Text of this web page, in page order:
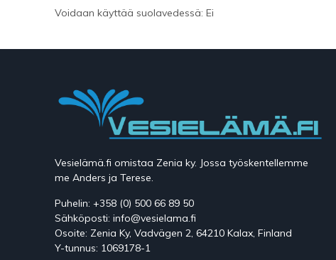
Voidaan käyttää suolavedessä: Ei
Vesielämä.fi omistaa Zenia ky. Jossa työskentellemme
me Anders ja Terese.
Puhelin: +358 (0) 500 66 89 50
Sähköposti: info@vesielama.fi
Osoite: Zenia Ky, Vadvägen 2, 64210 Kalax, Finland
Y-tunnus: 1069178-1